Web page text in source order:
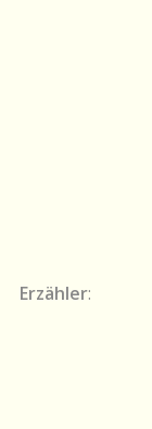
Erzähler: